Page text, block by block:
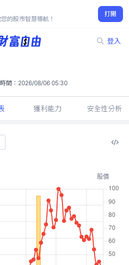
的股市智慧導航！
打開
登入
0.66%
間： 2026/08/06 05:30
獲利能力 安全性分析